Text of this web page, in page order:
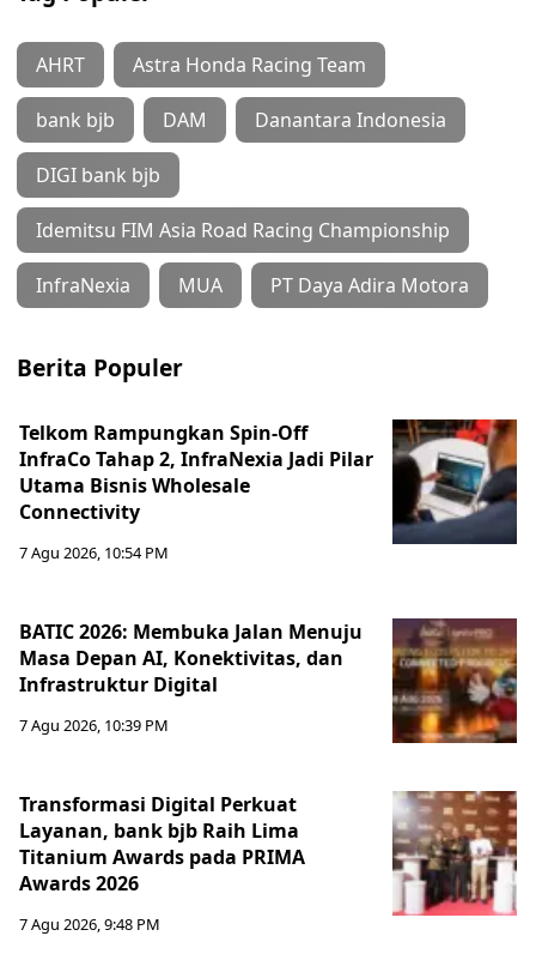
AHRT Astra Honda Racing Team
bank bjb DAM Danantara Indonesia
DIGI bank bjb
Idemitsu FIM Asia Road Racing Championship
InfraNexia MUA PT Daya Adira Motora
Berita Populer
Telkom Rampungkan Spin-Off
InfraCo Tahap 2, InfraNexia Jadi Pilar
Utama Bisnis Wholesale
Connectivity
7 Agu 2026, 10:54 PM
BATIC 2026: Membuka Jalan Menuju
Masa Depan AI, Konektivitas, dan
Infrastruktur Digital
7 Agu 2026, 10:39 PM
Transformasi Digital Perkuat
Layanan, bank bjb Raih Lima
Titanium Awards pada PRIMA
Awards 2026
7 Agu 2026, 9:48 PM